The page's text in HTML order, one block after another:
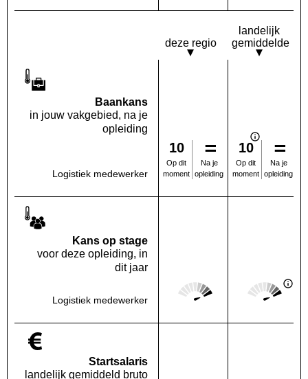
deze regio
landelijk
gemiddelde
Baankans
in jouw vakgebied, na je
opleiding
Logistiek medewerker
10
Op dit
moment
Na je
opleiding
10
Op dit
moment
Na je
opleiding
Kans op stage
voor deze opleiding, in
dit jaar
Logistiek medewerker Deze regio:
Score: 5 van 5
Landelijk
Score: 5 van
Startsalaris
landelijk gemiddeld bruto